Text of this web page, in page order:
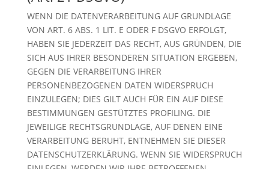
WENN DIE DATENVERARBEITUNG AUF GRUNDLAGE
VON ART. 6 ABS. 1 LIT. E ODER F DSGVO ERFOLGT,
HABEN SIE JEDERZEIT DAS RECHT, AUS GRÜNDEN, DIE
SICH AUS IHRER BESONDEREN SITUATION ERGEBEN,
GEGEN DIE VERARBEITUNG IHRER
PERSONENBEZOGENEN DATEN WIDERSPRUCH
EINZULEGEN; DIES GILT AUCH FÜR EIN AUF DIESE
BESTIMMUNGEN GESTÜTZTES PROFILING. DIE
JEWEILIGE RECHTSGRUNDLAGE, AUF DENEN EINE
VERARBEITUNG BERUHT, ENTNEHMEN SIE DIESER
DATENSCHUTZERKLÄRUNG. WENN SIE WIDERSPRUCH